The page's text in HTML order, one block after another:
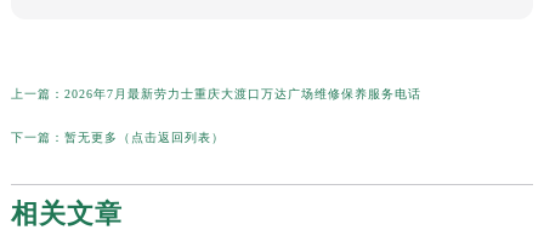
上一篇： 2026年7月最新劳力士重庆大渡口万达广场维修保养服务电话
下一篇： 暂无更多（点击返回列表）
相关文章